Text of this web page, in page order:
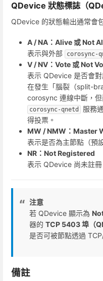
QDevice 狀態標誌（
QDevice 的狀態輸出通常會
A / NA：Alive 或 Not
表示與外部
corosync-
V / NV：Vote 或 Not
表示 QDevice 是否會對
在發生「腦裂（split-
corosync 連線中斷，
corosync-qnetd
服務
得投票。
MW / NMW：Master
表示是否為主節點（預
NR：Not Registered
表示 QDevice 尚未註冊
注意
若 QDevice 顯示為
器的 TCP 5403 埠（
是否可被節點透過
備註